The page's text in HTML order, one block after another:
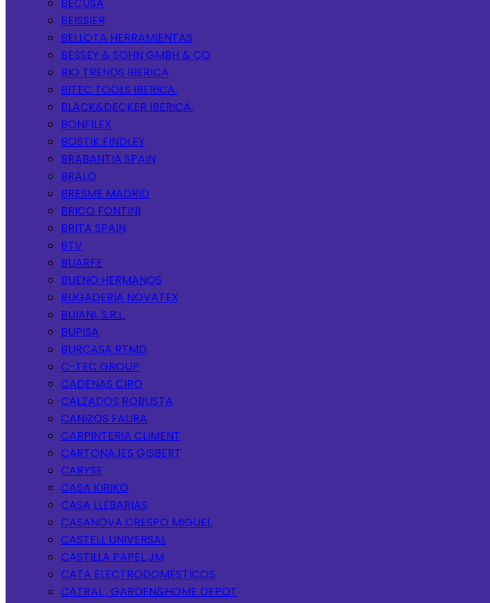
BEISSIER
BELLOTA HERRAMIENTAS
BESSEY & SOHN GMBH & CO
BIO TRENDS IBERICA
BITEC TOOLS IBERICA.
BLACK&DECKER IBERICA.
BONFILEX
BOSTIK FINDLEY
BRABANTIA SPAIN
BRALO
BRESME MADRID
BRICO FONTINI
BRITA SPAIN
BTV
BUARFE
BUENO HERMANOS
BUGADERIA NOVATEX
BUIANI, S.R.L.
BUPISA
BURCASA RTMD
C-TEC GROUP
CADENAS CIRO
CALZADOS ROBUSTA
CANIZOS FAURA
CARPINTERIA CLIMENT
CARTONAJES GISBERT
CARYSE
CASA KIRIKO
CASA LLEBARIAS
CASANOVA CRESPO MIGUEL
CASTELL UNIVERSAL
CASTILLA PAPEL JM
CATA ELECTRODOMESTICOS
CATRAL , GARDEN&HOME DEPOT